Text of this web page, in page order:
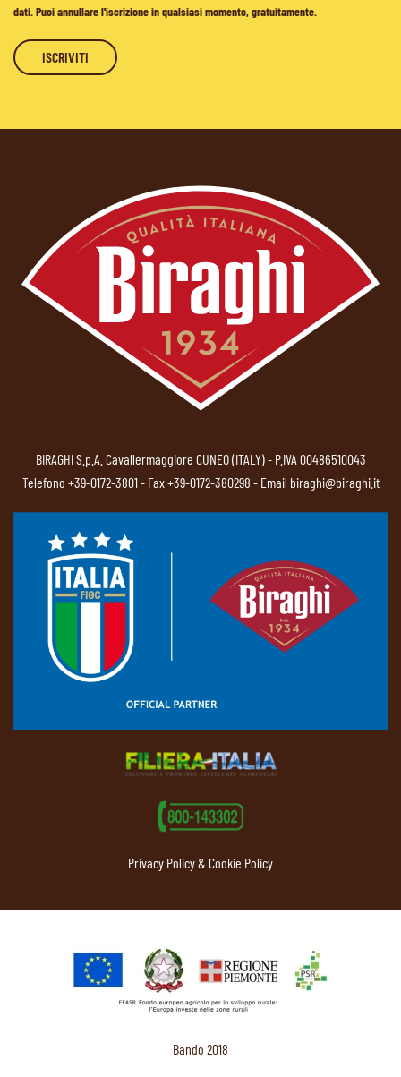
dati. Puoi annullare l'iscrizione in qualsiasi momento, gratuitamente.
BIRAGHI S.p.A. Cavallermaggiore CUNEO (ITALY) - P.IVA 00486510043
Telefono +39-0172-3801- Fax +39-0172-380298 - Email biraghi@biraghi.it
Privacy Policy & Cookie Policy
Bando 2018